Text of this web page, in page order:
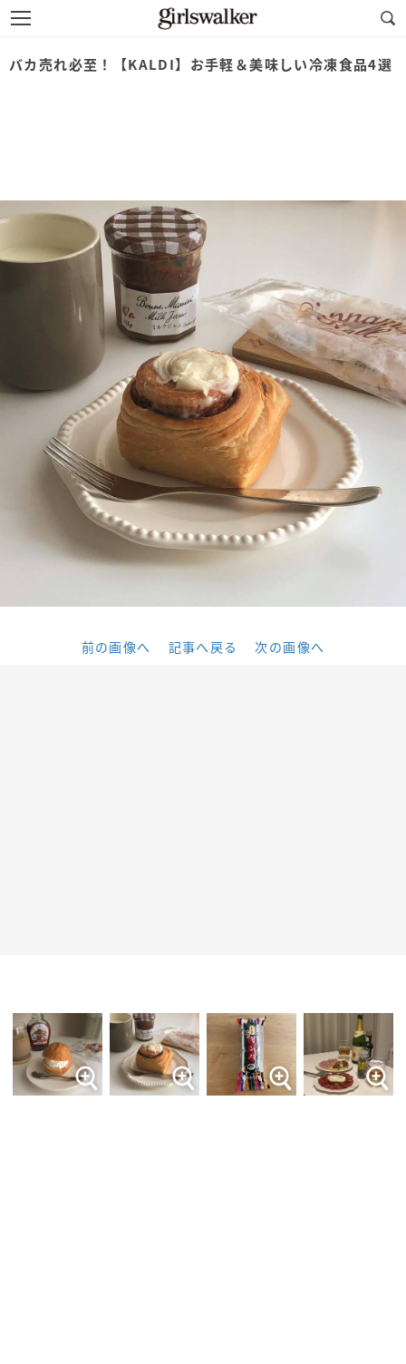
バカ売れ必至！【KALDI】お手軽＆美味しい冷凍食品4選
前の画像へ 記事へ戻る 次の画像へ